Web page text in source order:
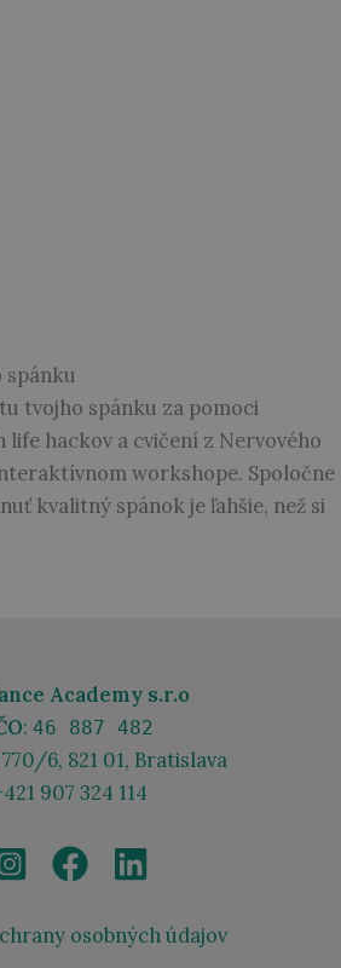
tvojho spánku za pomoci
hackov a cvičení z Nervového
workshope. Spoločne
kvalitný spánok je ľahšie, než si
Academy s.r.o
: 46 887 482
6, 821 01, Bratislava
907 324 114
osobných údajov